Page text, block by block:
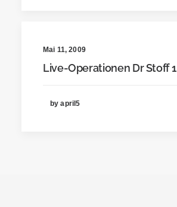
Mai 11, 2009
Live-Operationen Dr Stoff 1
by april5